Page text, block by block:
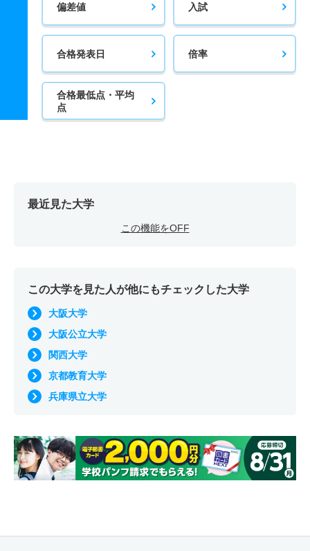
偏差値 入試
合格発表日 倍率
合格最低点・平均
点
最近見た大学
この機能をOFF
この大学を見た人が他にもチェックした大学
大阪大学
大阪公立大学
関西大学
京都教育大学
兵庫県立大学